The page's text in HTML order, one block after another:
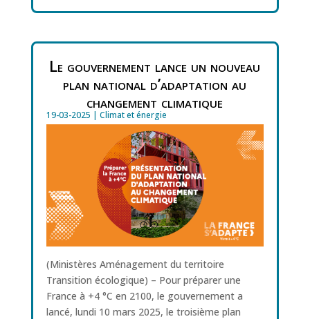
Le gouvernement lance un nouveau
plan national d’adaptation au
changement climatique
19-03-2025 | Climat et énergie
(Ministères Aménagement du territoire
Transition écologique) – Pour préparer une
France à +4 °C en 2100, le gouvernement a
lancé, lundi 10 mars 2025, le troisième plan